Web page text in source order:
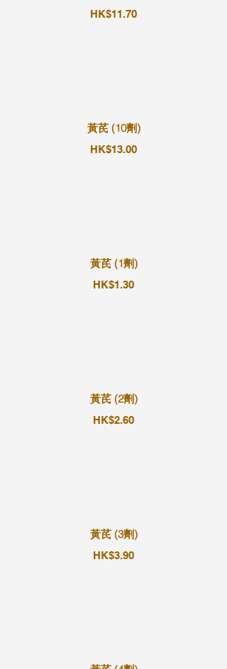
HK$11.70
黃芪 (10劑)
HK$13.00
黃芪 (1劑)
HK$1.30
黃芪 (2劑)
HK$2.60
黃芪 (3劑)
HK$3.90